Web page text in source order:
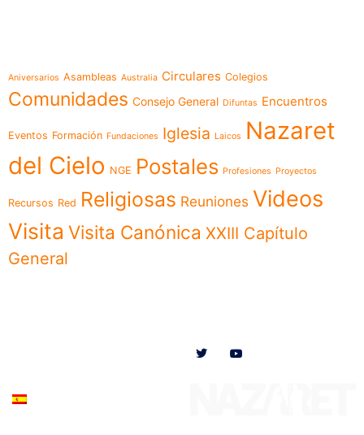
Aniversarios Asambleas Australia Circulares Colegios
Comunidades Consejo General Difuntas Encuentros
Eventos Formación Fundaciones Iglesia Laicos
Nazaret
del Cielo NGE Postales Profesiones Proyectos
Recursos Red Religiosas Reuniones Videos
Visita Visita Canónica XXIII Capítulo
General